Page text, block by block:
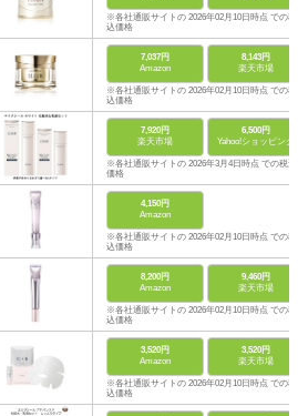
※各社通販サイトの 2026年02月10日時点 での税
込価格
7,037円
Amazon
8,143円
楽天市場
※各社通販サイトの 2026年02月10日時点 での税
込価格
7,920円
楽天市場
6,500円
Yahoo!ショッピング
※各社通販サイトの 2026年3月4日時点 での税込
価格
4,150円
Amazon
※各社通販サイトの 2026年02月10日時点 での税
込価格
8,200円
Amazon
9,460円
楽天市場
※各社通販サイトの 2026年02月10日時点 での税
込価格
3,520円
Amazon
3,520円
楽天市場
※各社通販サイトの 2026年02月10日時点 での税
込価格